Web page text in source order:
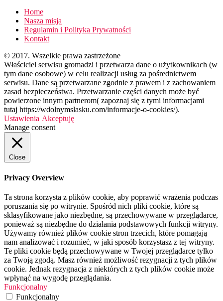
Home
Nasza misja
Regulamin i Polityka Prywatności
Kontakt
© 2017. Wszelkie prawa zastrzeżone
Właściciel serwisu gromadzi i przetwarza dane o użytkownikach (w
tym dane osobowe) w celu realizacji usług za pośrednictwem
serwisu. Dane są przetwarzane zgodnie z prawem i z zachowaniem
zasad bezpieczeństwa. Przetwarzanie części danych może być
powierzone innym partnerom( zapoznaj się z tymi informacjami
tutaj https://wdolnymslasku.com/informacje-o-cookies/).
Ustawienia Akceptuję
Manage consent
Close
Privacy Overview
Ta strona korzysta z plików cookie, aby poprawić wrażenia podczas
poruszania się po witrynie. Spośród nich pliki cookie, które są
sklasyfikowane jako niezbędne, są przechowywane w przeglądarce,
ponieważ są niezbędne do działania podstawowych funkcji witryny.
Używamy również plików cookie stron trzecich, które pomagają
nam analizować i rozumieć, w jaki sposób korzystasz z tej witryny.
Te pliki cookie będą przechowywane w Twojej przeglądarce tylko
za Twoją zgodą. Masz również możliwość rezygnacji z tych plików
cookie. Jednak rezygnacja z niektórych z tych plików cookie może
wpłynąć na wygodę przeglądania.
Funkcjonalny
Funkcjonalny